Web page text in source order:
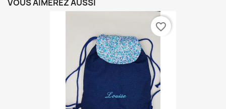
VOUS AIMEREZ AUSSI
favorite_border